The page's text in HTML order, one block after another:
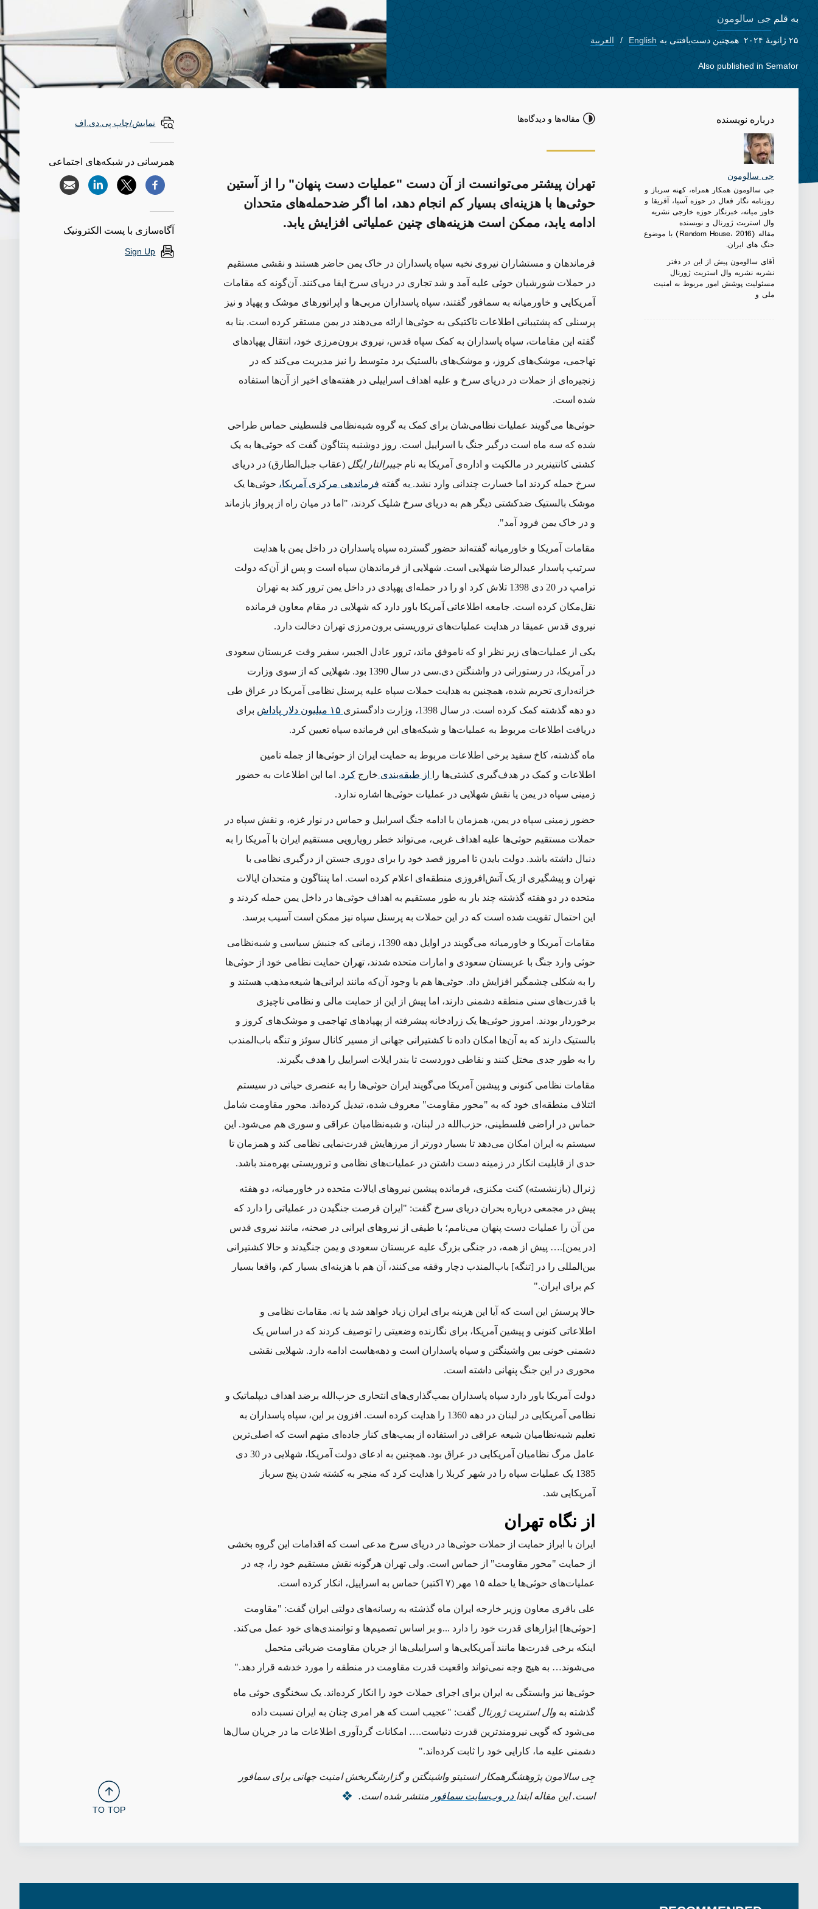
به قلم جی سالومون
۲۵ ژانویهٔ ۲۰۲۴ همچنین دست‌یافتنی به English العربية
Also published in Semafor
درباره نویسنده
جی سالومون
جی سالومون همکار همراه، کهنه سرباز و
روزنامه نگار فعال در حوزه آسیا، آفریقا و
خاور میانه، خبرنگار حوزه خارجی نشریه
وال استریت ژورنال و نویسنده
مقاله (Random House، 2016) با موضوع
جنگ های ایران.
آقای سالومون پیش از این در دفتر
نشریه نشریه وال استریت ژورنال
مسئولیت پوشش امور مربوط به امنیت
ملی و
مقاله‌ها و دیدگاه‌ها
تهران پیشتر می‌توانست از آن دست "عملیات دست پنهان" را از آستین
حوثی‌ها با هزینه‌ای بسیار کم انجام دهد، اما اگر ضدحمله‌های متحدان
ادامه یابد، ممکن است هزینه‌های چنین عملیاتی افزایش یابد.
فرماندهان و مستشاران نیروی نخبه سپاه پاسداران در خاک یمن حاضر هستند و نقشی مستقیم
در حملات شورشیان حوثی علیه آمد و شد تجاری در دریای سرخ ایفا می‌کنند. آن‌گونه که مقامات
آمریکایی و خاورمیانه به سمافور گفتند، سپاه پاسداران مربی‌ها و اپراتورهای موشک و پهپاد و نیز
پرسنلی که پشتیبانی اطلاعات تاکتیکی به حوثی‌ها ارائه می‌دهند در یمن مستقر کرده است. بنا به
گفته این مقامات، سپاه پاسداران به کمک سپاه قدس، نیروی برون‌مرزی خود، انتقال پهپادهای
تهاجمی، موشک‌های کروز، و موشک‌های بالستیک برد متوسط را نیز مدیریت می‌کند که در
زنجیره‌ای از حملات در دریای سرخ و علیه اهداف اسراییلی در هفته‌های اخیر از آن‌ها استفاده
شده است.
حوثی‌ها می‌گویند عملیات‌ نظامی‌شان برای کمک به گروه شبه‌نظامی فلسطینی حماس طراحی
شده که سه ماه است درگیر جنگ با اسراییل است. روز دوشنبه پنتاگون گفت که حوثی‌ها به یک
کشتی کانتینربر در مالکیت و اداره‌ی آمریکا به نامجیبرالتار ایگل (عقاب جبل‌الطارق) در دریای
سرخ حمله کردند اما خسارت چندانی وارد نشد. به گفته فرماندهی مرکزی آمریکا، حوثی‌ها یک
موشک بالستیک ضدکشتی دیگر هم به دریای سرخ شلیک کردند، "اما در میان راه از پرواز بازماند
و در خاک یمن فرود آمد".
مقامات آمریکا و خاورمیانه گفته‌اند حضور گسترده سپاه پاسداران در داخل یمن با هدایت
سرتیپ پاسدار عبدالرضا شهلایی است. شهلایی از فرماندهان سپاه است و پس از آن‌که دولت
ترامپ در 20 دی 1398 تلاش کرد او را در حمله‌ای پهپادی در داخل یمن ترور کند به تهران
نقل‌مکان کرده است. جامعه اطلاعاتی آمریکا باور دارد که شهلایی در مقام معاون فرمانده
نیروی قدس عمیقا در هدایت عملیات‌های تروریستی برون‌مرزی تهران دخالت دارد.
یکی از عملیات‌های زیر نظر او که ناموفق ماند، ترور عادل الجبیر، سفیر وقت عربستان سعودی
در آمریکا، در رستورانی در واشنگتن دی.سی در سال 1390 بود. شهلایی که از سوی وزارت
خزانه‌داری تحریم شده، همچنین به هدایت حملات سپاه علیه پرسنل نظامی آمریکا در عراق طی
دو دهه گذشته کمک کرده است. در سال 1398، وزارت دادگستری
۱۵ میلیون دلار پاداش برای
دریافت اطلاعات مربوط به عملیات‌ها و شبکه‌های این فرمانده سپاه تعیین کرد.
ماه گذشته، کاخ سفید برخی اطلاعات مربوط به حمایت ایران از حوثی‌ها از جمله تامین
اطلاعات و کمک در هدف‌گیری کشتی‌ها را
از طبقهبندی خارجکرد. اما این اطلاعات به حضور
زمینی سپاه در یمن یا نقش شهلایی در عملیات‌ حوثی‌ها اشاره ندارد.
حضور زمینی سپاه در یمن، همزمان با ادامه جنگ اسراییل و حماس در نوار غزه، و نقش سپاه در
حملات مستقیم حوثی‌ها علیه اهداف غربی، می‌تواند خطر رویارویی مستقیم ایران با آمریکا را به
دنبال داشته باشد. دولت بایدن تا امروز قصد خود را برای دوری جستن از درگیری نظامی با
تهران و پیشگیری از یک آتش‌افروزی منطقه‌ای اعلام کرده است. اما پنتاگون و متحدان ایالات
متحده دردوهفته گذشته چند بار به طور مستقیم به اهداف حوثی‌ها در داخل یمن حمله کردند و
این احتمال تقویت شده است که در این حملات به پرسنل سپاه نیز ممکن است آسیب برسد.
مقامات آمریکا و خاورمیانه می‌گویند در اوایل دهه 1390، زمانی که جنبش سیاسی و شبه‌نظامی
حوثی وارد جنگ با عربستان سعودی و امارات متحده شدند، تهران حمایت نظامی خود از حوثی‌ها
را به شکلی چشمگیر افزایش داد. حوثی‌ها هم با وجود آن‌که مانند ایرانی‌ها شیعه‌مذهب هستند و
با قدرت‌های سنی منطقه دشمنی دارند، اما پیش از این از حمایت مالی و نظامی ناچیزی
برخوردار بودند. امروز حوثی‌ها یک زرادخانه پیشرفته از پهپادهای تهاجمی و موشک‌های کروز و
بالستیک دارند که به آن‌ها امکان داده تا کشتیرانی جهانی از مسیر کانال سوئز و تنگه باب‌المندب
را به ‌طور جدی مختل کنند و نقاطی دوردست تا بندر ایلات اسراییل را هدف بگیرند.
مقامات نظامی کنونی و پیشین آمریکا می‌گویند ایران حوثی‌ها را به عنصری حیاتی در سیستم
ائتلاف منطقه‌ای خود که به "محور مقاومت" معروف شده، تبدیل کرده‌اند. محور مقاومت شامل
حماس در اراضی فلسطینی، حزب‌الله در لبنان، و شبه‌نظامیان عراقی و سوری هم می‌شود. این
سیستم به ایران امکان می‌دهد تا بسیار دورتر از مرزهایش قدرت‌نمایی نظامی کند و همزمان تا
حدی از قابلیت انکار در زمینه دست داشتن در عملیات‌های نظامی و تروریستی بهره‌مند باشد.
ژنرال (بازنشسته) کنت مکنزی، فرمانده پیشین نیروهای ایالات متحده در خاورمیانه، دو هفته
پیش در مجمعی درباره بحران دریای سرخ گفت: "ایران فرصت جنگیدن در عملیاتی را دارد که
من آن را عملیات دست پنهان می‌نامم؛ با طیفی از نیروهای ایرانی در صحنه، مانند نیروی قدس
[در یمن].… پیش از همه، در جنگی بزرگ علیه عربستان سعودی و یمن جنگیدند و حالا کشتیرانی
بین‌المللی را در [تنگه] باب‌المندب دچار وقفه می‌کنند، آن هم با هزینه‌ای بسیار کم، واقعا بسیار
کم برای ایران."
حالا پرسش این است که آیا این هزینه برای ایران زیاد خواهد شد یا نه. مقامات نظامی و
اطلاعاتی کنونی و پیشین آمریکا، برای نگارنده وضعیتی را توصیف کردند که در اساس یک
دشمنی خونی بین واشینگتن و سپاه پاسداران است و دهه‌هاست ادامه دارد. شهلایی نقشی
محوری در این جنگ پنهانی داشته است.
دولت آمریکا باور دارد سپاه پاسداران بمب‌گذاری‌های انتحاری حزب‌الله برضد اهداف دیپلماتیک و
نظامی آمریکایی در لبنان در دهه 1360 را هدایت کرده است. افزون بر این، سپاه پاسداران به
تعلیم شبه‌نظامیان شیعه عراقی در استفاده از بمب‌های کنار جاده‌ای متهم است که اصلی‌ترین
عامل مرگ نظامیان آمریکایی در عراق بود. همچنین به ادعای دولت آمریکا، شهلایی در
30 دی
1385 یک عملیات سپاه را در شهر کربلا را هدایت کرد که منجر به کشته شدن پنج سرباز
آمریکایی شد.
از نگاه تهران
ایران با ابراز حمایت از حملات حوثی‌ها در دریای سرخ مدعی است که اقدامات این گروه بخشی
از حمایت "محور مقاومت" از حماس است. ولی تهران هرگونه نقش مستقیم خود را، چه در
عملیات‌های حوثی‌ها یا حمله ۱۵ مهر (۷ اکتبر) حماس به اسراییل، انکار کرده است.
علی باقری معاون وزیر خارجه ایران ماه گذشته به رسانه‌های دولتی ایران گفت: "مقاومت
[حوثی‌ها] ابزارهای قدرت خود را دارد ...و بر اساس تصمیم‌ها و توانمندی‌های خود عمل می‌کند.
اینکه برخی قدرت‌ها مانند آمریکایی‌ها و اسراییلی‌ها از جریان مقاومت ضرباتی متحمل
می‌شوند… به هیچ وجه نمی‌تواند واقعیت قدرت مقاومت در منطقه را مورد خدشه‌ قرار دهد."
حوثی‌ها نیز وابستگی به ایران برای اجرای حملات خود را انکار کرده‌اند. یک سخنگوی حوثی ماه
گذشته به وال استریت ژورنال گفت: "عجیب است که هر امری چنان به ایران نسبت داده
می‌شود که گویی نیرومندترین قدرت دنیاست.… امکانات گردآوری اطلاعات ما در جریان سال‌ها
دشمنی علیه ما، کارایی خود را ثابت کرده‌‌اند."
جِی سالامون پژوهشگرهمکار انستیتو واشینگتن و گزارشگربخش امنیت جهانی برای سمافور
است. این مقاله ابتدا در وبسایت سمافور منتشر شده است.
نمایش/چاپ پی.دی.اف
همرسانی در شبکه‌های اجتماعی
آگاه‌سازی با پست الکترونیک
Sign Up
TO TOP